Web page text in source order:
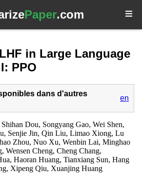
Paper.com
in Large Language
PPO
dans d'autres
en
Dou, Songyang Gao, Wei Shen,
Senjie Jin, Qin Liu, Limao Xiong, Lu
Zhou, Nuo Xu, Wenbin Lai, Minghao
Wensen Cheng, Cheng Chang,
Haoran Huang, Tianxiang Sun, Hang
Xipeng Qiu, Xuanjing Huang